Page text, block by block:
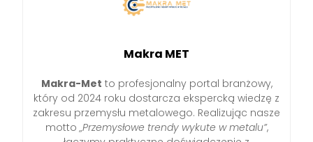
Makra MET
Makra-Met to profesjonalny portal branżowy,
który od 2024 roku dostarcza ekspercką wiedzę z
zakresu przemysłu metalowego. Realizując nasze
motto„Przemysłowe trendy wykute w metalu”,